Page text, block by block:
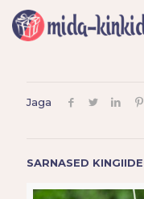
Jaga
SARNASED